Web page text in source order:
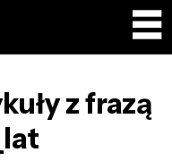
z frazą